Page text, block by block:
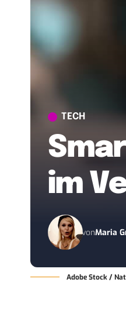
TECH
im
vonMaria
Adobe Stock /